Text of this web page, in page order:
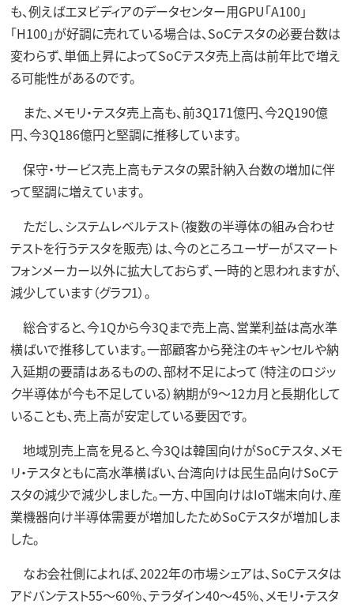
も、例えばエヌビディアのデータセンター用GPU「A100」
「H100」が好調に売れている場合は、SoCテスタの必要台数は
変わらず、単価上昇によってSoCテスタ売上高は前年比で増え
る可能性があるのです。
また、メモリ・テスタ売上高も、前3Q171億円、今2Q190億
円、今3Q186億円と堅調に推移しています。
保守・サービス売上高もテスタの累計納入台数の増加に伴
って堅調に増えています。
ただし、システムレベルテスト（複数の半導体の組み合わせ
テストを行うテスタを販売）は、今のところユーザーがスマート
フォンメーカー以外に拡大しておらず、一時的と思われますが、
減少しています（グラフ1）。
総合すると、今1Qから今3Qまで売上高、営業利益は高水準
横ばいで推移しています。一部顧客から発注のキャンセルや納
入延期の要請はあるものの、部材不足によって（特注のロジッ
ク半導体が今も不足している）納期が9～12カ月と長期化して
いることも、売上高が安定している要因です。
地域別売上高を見ると、今3Qは韓国向けがSoCテスタ、メモ
リ・テスタともに高水準横ばい、台湾向けは民生品向けSoCテ
スタの減少で減少しました。一方、中国向けはIoT端末向け、産
業機器向け半導体需要が増加したためSoCテスタが増加しま
した。
なお会社側によれば、2022年の市場シェアは、SoCテスタは
アドバンテスト55～60％、テラダイン40～45％、メモリ・テスタ